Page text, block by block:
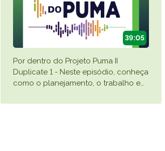
39:05
Por dentro do Projeto Puma II
Duplicate 1 - Neste episódio, conheça
como o planejamento, o trabalho e…